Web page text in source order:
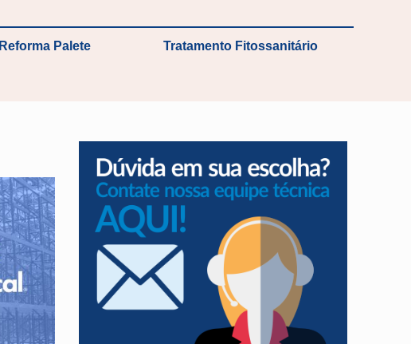
Reforma Palete Tratamento Fitossanitário